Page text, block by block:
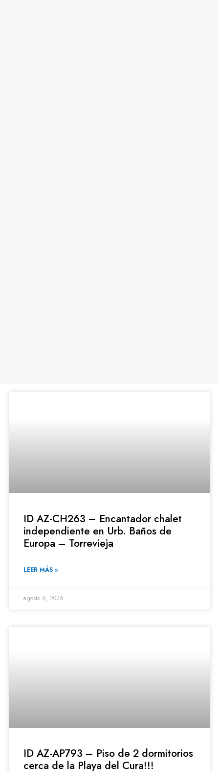
ID AZ-CH263 – Encantador chalet
independiente en Urb. Baños de
Europa – Torrevieja
LEER MÁS »
agosto 6, 2026
ID AZ-AP793 – Piso de 2 dormitorios
cerca de la Playa del Cura!!!